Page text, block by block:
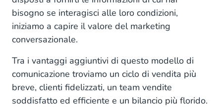
bisogno se interagisci alle loro condizioni,
iniziamo a capire il valore del marketing
conversazionale.
Tra i vantaggi aggiuntivi di questo modello di
comunicazione troviamo un ciclo di vendita più
breve, clienti fidelizzati, un team vendite
soddisfatto ed efficiente e un bilancio più florido.